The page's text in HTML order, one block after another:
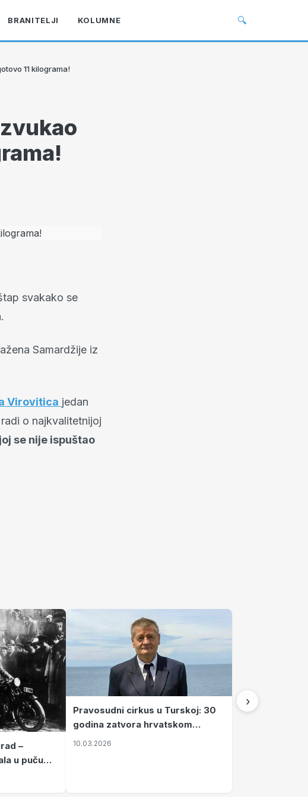
BRANITELJI KOLUMNE 🔍
11 kilograma!
svakako se
Samardžije iz
Virovitica jedan
o najkvalitetnijoj
se nije ispuštao
–
u puču
u krvavi
Pravosudni cirkus u Turskoj: 30
godina zatvora hrvatskom
kapetanu kojeg su sami pustili
10.03.2026
›